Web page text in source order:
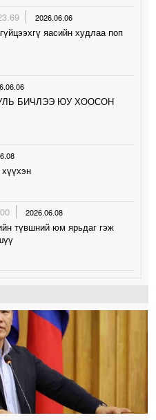
2026.06.06
яасийн худлаа поп
БИЧЛЭЭ ЮУ ХООСОН
2026.06.08
түвшний юм ярьдаг гэж